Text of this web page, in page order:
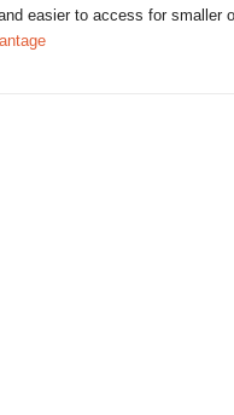
easier to access for